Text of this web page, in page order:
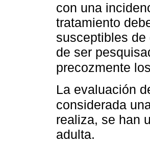
con una
tratamiento
susceptibles
de ser
precozmente
La evaluación
considerada
realiza, se han
adulta.